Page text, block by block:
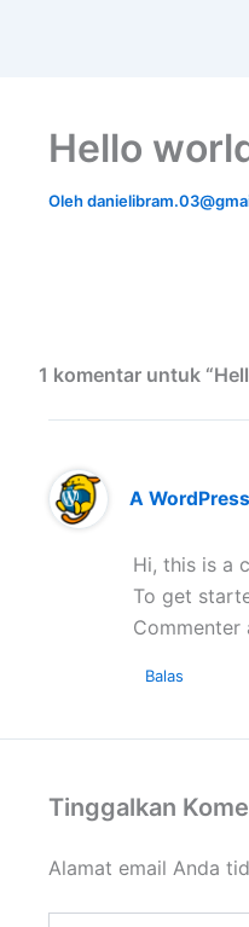
Hello
Oleh
1 komentar untuk
A
Hi, this is a
To get
Commenter
Balas
Tinggalkan
Alamat email Anda